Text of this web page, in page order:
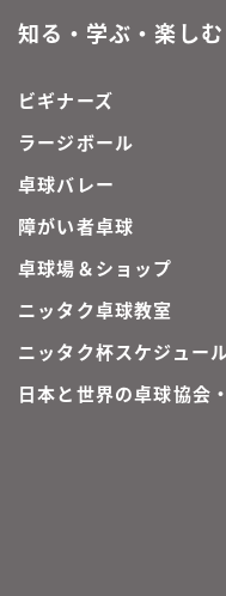
知る・学ぶ・楽しむ
ビギナーズ
ラージボール
卓球バレー
障がい者卓球
卓球場＆ショップ
ニッタク卓球教室
ニッタク杯スケジュー
日本と世界の卓球協会